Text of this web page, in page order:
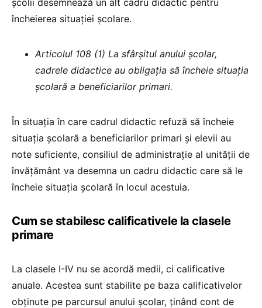
încheierea situației școlare.
Articolul 108 (1) La sfârșitul anului școlar,
cadrele didactice au obligația să încheie situația
școlară a beneficiarilor primari.
În situația în care cadrul didactic refuză să încheie
situația școlară a beneficiarilor primari și elevii au
note suficiente, consiliul de administrație al unității de
învățământ va desemna un cadru didactic care să le
încheie situația școlară în locul acestuia.
Cum se stabilesc calificativele la clasele
primare
La clasele I-IV nu se acordă medii, ci calificative
anuale. Acestea sunt stabilite pe baza calificativelor
obținute pe parcursul anului școlar, ținând cont de